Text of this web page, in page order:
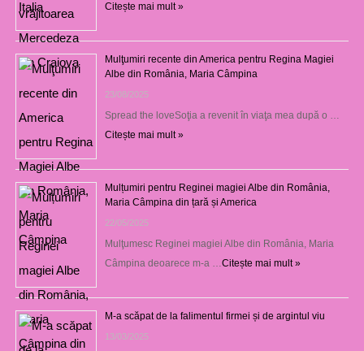
Citește mai mult »
Mulţumiri recente din America pentru Regina Magiei
Albe din România, Maria Câmpina
23/08/2025
Spread the loveSoţia a revenit în viaţa mea după o …
Citește mai mult »
Mulțumiri pentru Reginei magiei Albe din România,
Maria Câmpina din țară și America
22/05/2025
Mulţumesc Reginei magiei Albe din România, Maria
Câmpina deoarece m-a …Citește mai mult »
M-a scăpat de la falimentul firmei și de argintul viu
13/03/2025